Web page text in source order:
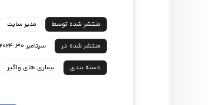
منتشر شده توسط مدیر سایت
منتشر شده در سپتامبر ۳۰, ۲۰۲۴
دسته بندی بیماری های واگیر